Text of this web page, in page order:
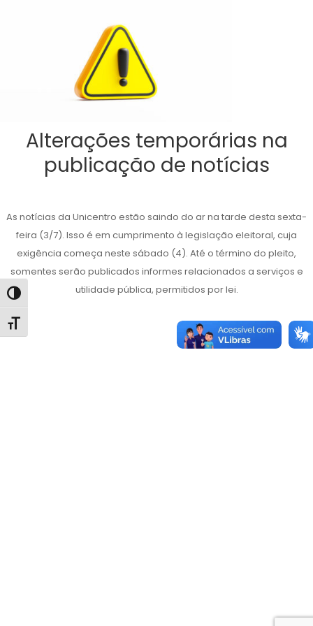
Alternar alto contraste
Alternar tamanho da fonte
Alterações temporárias na
publicação de notícias
As notícias da Unicentro estão saindo do ar na tarde desta sexta-
feira (3/7). Isso é em cumprimento à legislação eleitoral, cuja
exigência começa neste sábado (4). Até o término do pleito,
somentes serão publicados informes relacionados a serviços e
utilidade pública, permitidos por lei.